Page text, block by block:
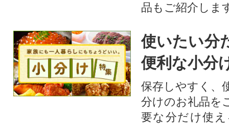
品もご紹介しま
使いたい分
便利な小分
保存しやすく、
分けのお礼品を
要な分だけ使